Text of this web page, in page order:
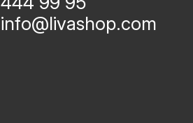
info@livashop.com